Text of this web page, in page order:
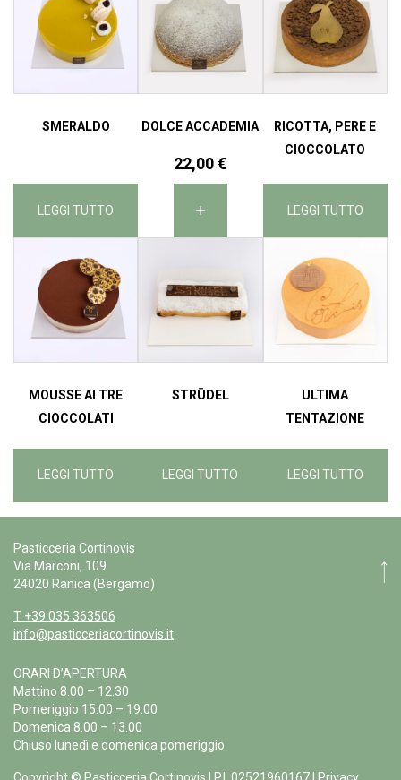
SMERALDO
LEGGI TUTTO
DOLCE ACCADEMIA
22,00€
RICOTTA, PERE E
CIOCCOLATO
LEGGI TUTTO
MOUSSE AI TRE
CIOCCOLATI
LEGGI TUTTO
STRÜDEL
LEGGI TUTTO
ULTIMA
TENTAZIONE
LEGGI TUTTO
Pasticceria Cortinovis
Via Marconi, 109
24020 Ranica (Bergamo)
T +39 035 363506
info@pasticceriacortinovis.it
ORARI D’APERTURA
Mattino 8.00 – 12.30
Pomeriggio 15.00 – 19.00
Domenica 8.00 – 13.00
Chiuso lunedì e domenica pomeriggio
Copyright © Pasticceria Cortinovis | P.I. 02521960167 | Privacy